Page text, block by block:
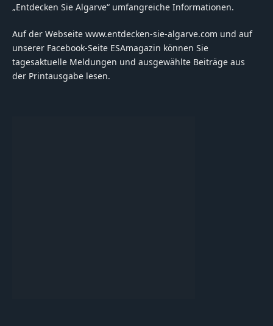
„Entdecken Sie Algarve“ umfangreiche Informationen.
Auf der Webseite www.entdecken-sie-algarve.com und auf
unserer Facebook-Seite ESAmagazin können Sie
tagesaktuelle Meldungen und ausgewählte Beiträge aus
der Printausgabe lesen.